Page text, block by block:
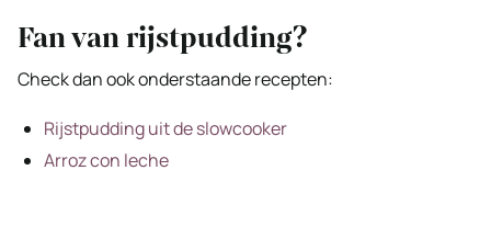
Fan van rijstpudding?
Check dan ook onderstaande recepten:
Rijstpudding uit de slowcooker
Arroz con leche